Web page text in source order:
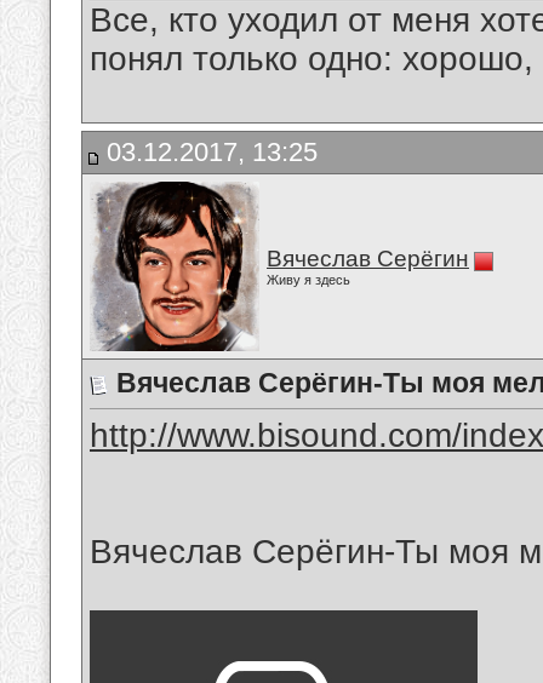
Все, кто уходил от меня
понял только одно:
03.12.2017, 13:25
Вячеслав Серёгин
Живу я здесь
Вячеслав Серёгин-Ты моя
http://www.bisound.com/
Вячеслав Серёгин-Ты моя